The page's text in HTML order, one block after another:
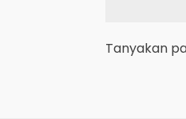
Tanyakan